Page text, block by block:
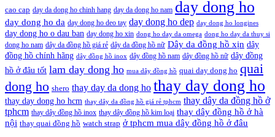
cao cap day da dong ho chinh hang day da dong ho nam day dong ho
day dong ho da day dong ho deo tay day dong ho dep day dong ho longines
day dong ho o dau ban day dong ho xin dong ho day da omega dong ho day da thuy si
dong ho nam dây da đồng hồ giá rẻ dây da đồng hồ nữ Dây da đồng hồ xịn dây
đồng hồ chính hãng dây đồng hồ inox dây đồng hồ nam dây đồng hồ nữ dây đồng
hồ ở đâu tốt lam day dong ho mua dây đồng hồ quai day dong ho quai
dong ho shero thay day da dong ho thay day dong ho
thay day dong ho hcm thay dây da đồng hồ giá rẻ tphcm thay dây da đồng hồ ở
tphcm thay dây đồng hồ inox thay dây đồng hồ kim loại thay dây đồng hồ ở hà
nội thay quai đồng hồ watch strap ở tphcm mua dây đồng hồ ở đâu